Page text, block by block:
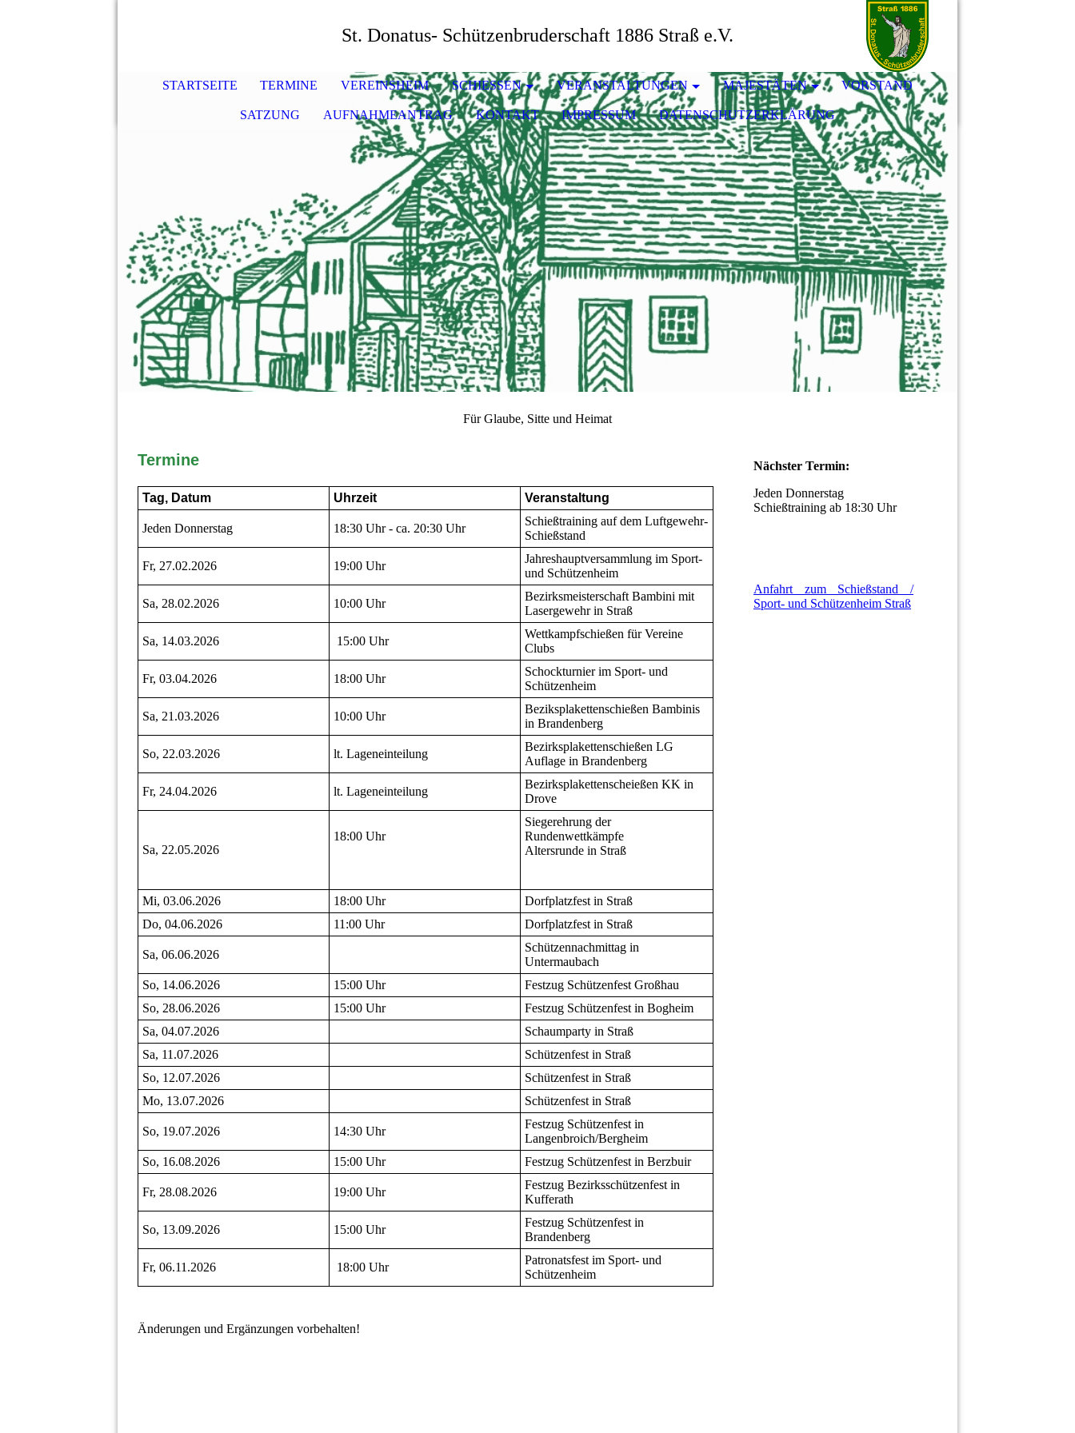
St. Donatus- Schützenbruderschaft 1886 Straß e.V.
STARTSEITE TERMINE VEREINSHEIM SCHIESSEN VERANSTALTUNGEN MAJESTÄTEN VORSTAND
SATZUNG AUFNAHMEANTRAG KONTAKT IMPRESSUM DATENSCHUTZERKLÄRUNG
Für Glaube, Sitte und Heimat
Termine
Tag, Datum Uhrzeit Veranstaltung
Jeden Donnerstag 18:30 Uhr - ca. 20:30 Uhr
Schießtraining auf dem Luftgewehr-
Schießstand
Fr, 27.02.2026 19:00 Uhr
Jahreshauptversammlung im Sport-
und Schützenheim
Sa, 28.02.2026 10:00 Uhr
Bezirksmeisterschaft Bambini mit
Lasergewehr in Straß
Sa, 14.03.2026 15:00 Uhr
Wettkampfschießen für Vereine
Clubs
Fr, 03.04.2026 18:00 Uhr
Schockturnier im Sport- und
Schützenheim
Sa, 21.03.2026 10:00 Uhr
Beziksplakettenschießen Bambinis
in Brandenberg
So, 22.03.2026 lt. Lageneinteilung
Bezirksplakettenschießen LG
Auflage in Brandenberg
Fr, 24.04.2026 lt. Lageneinteilung
Bezirksplakettenscheießen KK in
Drove
Sa, 22.05.2026
18:00 Uhr
Siegerehrung der
Rundenwettkämpfe
Altersrunde in Straß
Mi, 03.06.2026 18:00 Uhr
Dorfplatzfest in Straß
Do, 04.06.2026
11:00 Uhr Dorfplatzfest in Straß
Sa, 06.06.2026
Schützennachmittag in
Untermaubach
So, 14.06.2026
15:00 Uhr
Festzug Schützenfest Großhau
So, 28.06.2026
15:00 Uhr
Festzug Schützenfest in Bogheim
Sa, 04.07.2026
Schaumparty in Straß
Sa, 11.07.2026
Schützenfest in Straß
So, 12.07.2026
Schützenfest in Straß
Mo, 13.07.2026
Schützenfest in Straß
So, 19.07.2026 14:30 Uhr
Festzug Schützenfest in
Langenbroich/Bergheim
So, 16.08.2026
15:00 Uhr Festzug Schützenfest in Berzbuir
Fr, 28.08.2026 19:00 Uhr
Festzug Bezirksschützenfest in
Kufferath
So, 13.09.2026 15:00 Uhr
Festzug Schützenfest in
Brandenberg
Fr, 06.11.2026 18:00 Uhr
Patronatsfest im Sport- und
Schützenheim
Änderungen und Ergänzungen vorbehalten!
Nächster Termin:
Jeden Donnerstag
Schießtraining ab 18:30 Uhr
Anfahrt zum Schießstand /
Sport- und Schützenheim Straß